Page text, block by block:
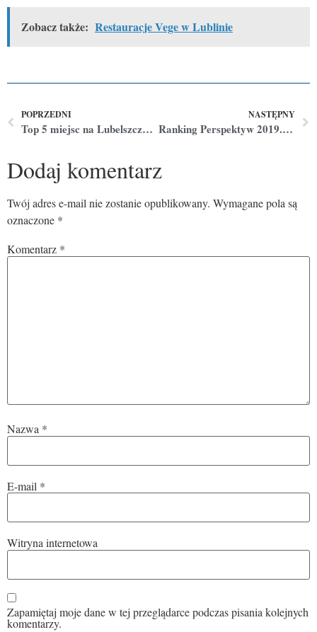
Zobacz także: Restauracje Vege w Lublinie
POPRZEDNI
Top 5 miejsc na Lubelszczyźnie, które koniecznie należy zobaczyć
NASTĘPNY
Ranking Perspektyw 2019. Gdzie warto studiować w woj. Lubelskim?
Dodaj komentarz
Twój adres e-mail nie zostanie opublikowany. Wymagane pola są
oznaczone *
Komentarz *
Nazwa *
E-mail *
Witryna internetowa
Zapamiętaj moje dane w tej przeglądarce podczas pisania kolejnych
komentarzy.